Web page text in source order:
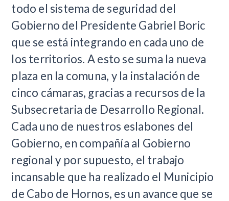
todo el sistema de seguridad del
Gobierno del Presidente Gabriel Boric
que se está integrando en cada uno de
los territorios. A esto se suma la nueva
plaza en la comuna, y la instalación de
cinco cámaras, gracias a recursos de la
Subsecretaria de Desarrollo Regional.
Cada uno de nuestros eslabones del
Gobierno, en compañía al Gobierno
regional y por supuesto, el trabajo
incansable que ha realizado el Municipio
de Cabo de Hornos, es un avance que se